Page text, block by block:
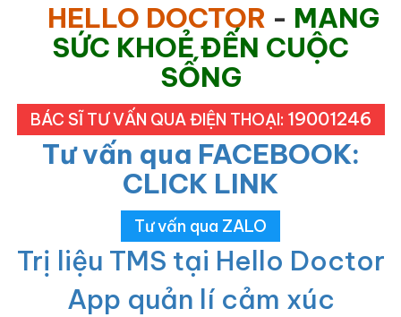
HELLO DOCTOR - MANG
SỨC KHOẺ ĐẾN CUỘC
SỐNG
BÁC SĨ TƯ VẤN QUA ĐIỆN THOẠI: 19001246
Tư vấn qua FACEBOOK:
CLICK LINK
Tư vấn qua ZALO
Trị liệu TMS tại Hello Doctor
App quản lí cảm xúc